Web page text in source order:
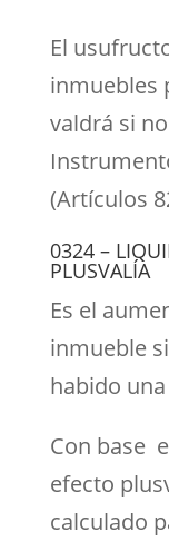
El
inmuebles
valdrá si
(Artículos
0324 –
PLUSVALÍA
Es el
inmueble
habido
Con base
efecto
calculado